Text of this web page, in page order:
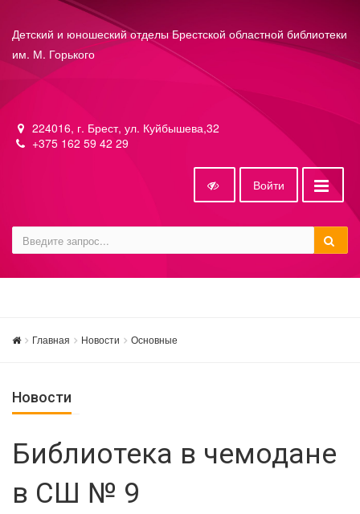
Детский и юношеский отделы Брестской областной библиотеки
им. М. Горького
224016, г. Брест, ул. Куйбышева,32
+375 162 59 42 29
Войти
Главная Новости Основные
Новости
Библиотека в чемодане
в СШ № 9